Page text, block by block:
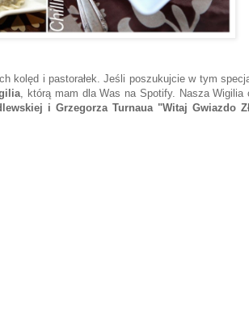
kolęd i pastorałek. Jeśli poszukujcie w tym
, którą mam dla Was na Spotify. Nasza Wigilia
i Grzegorza Turnaua "Witaj Gwiazdo